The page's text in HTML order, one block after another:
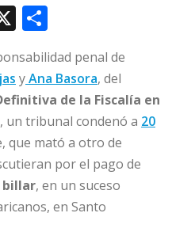
X
o
m
p
ar
ti
r
penal de
yAna Basora, del
de la Fiscalía en
, un tribunal condenó a 20
que mató a otro de
por el pago de
billar, en un suceso
en Santo